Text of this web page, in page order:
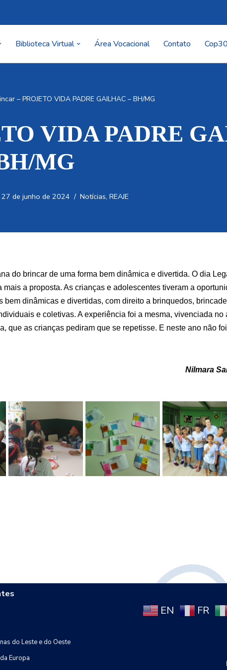
Biblioteca Virtual Área Vocacional Contato
– PROJETO VIDA PADRE GAILHAC – BH/MG
VIDA PADRE
MG
27 de junho de 2024 Notícias, REAJE
do brincar de uma forma bem dinâmica e divertida. O dia
mais a proposta. As crianças e adolescentes tiveram a
bem dinâmicas e divertidas, com direito a brinquedos,
e coletivas. A experiência foi a mesma, vivenciada no
que as crianças pediram que se repetisse. E neste ano não
Nilmara
do Leste e do Oeste
Europa
EN FR